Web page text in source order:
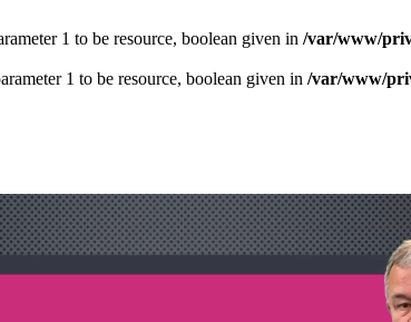
1 to be resource, boolean given in /var/www/
1 to be resource, boolean given in /var/www/